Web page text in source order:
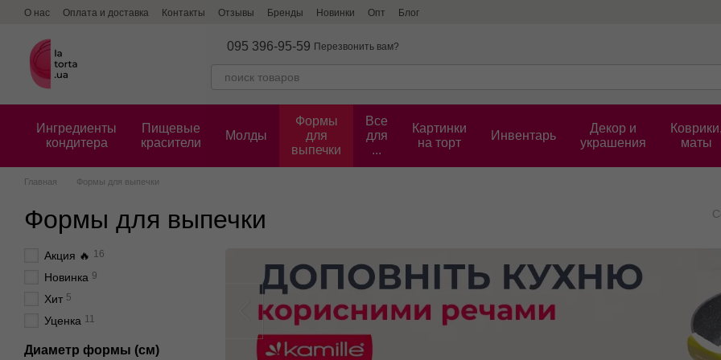
Перейти к основному контенту
О нас Оплата и доставка Контакты Отзывы Бренды Новинки Опт Блог
095 396-95-59 Перезвонить вам?
Ингредиенты
кондитера
Пищевые
красители
Молды
Формы
для
выпечки
Все
для
...
Картинки
на торт
Инвентарь
Декор и
украшения
Коврики,
маты
Главная Формы для выпечки
Формы для выпечки
Акция 🔥 16
Новинка 9
Хит 5
Уценка 11
Диаметр формы (см)